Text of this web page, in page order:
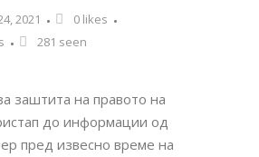
2021 0 likes
281 seen
заштита на правото на
до информации од
пред извесно време на